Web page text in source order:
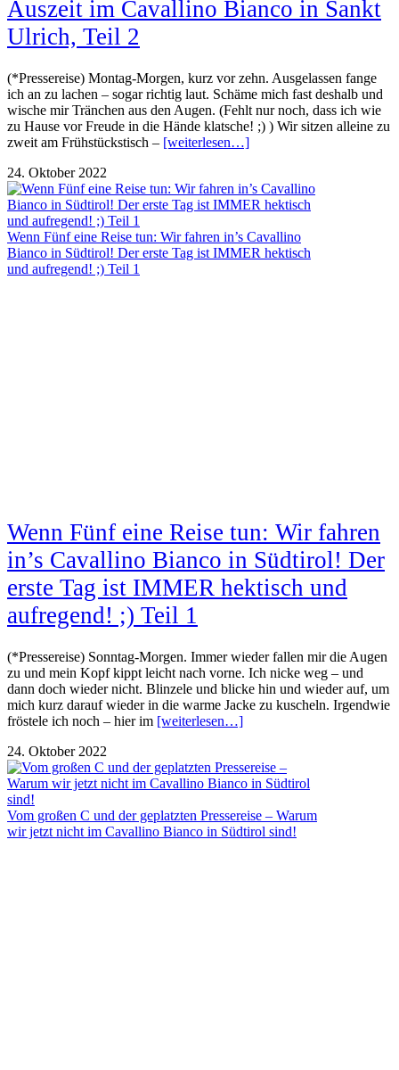
Auszeit im Cavallino Bianco in Sankt
Ulrich, Teil 2
(*Pressereise) Montag-Morgen, kurz vor zehn. Ausgelassen fange
ich an zu lachen – sogar richtig laut. Schäme mich fast deshalb und
wische mir Tränchen aus den Augen. (Fehlt nur noch, dass ich wie
zu Hause vor Freude in die Hände klatsche! ;) ) Wir sitzen alleine zu
zweit am Frühstückstisch – [weiterlesen…]
24. Oktober 2022
Wenn Fünf eine Reise tun: Wir fahren in’s Cavallino
Bianco in Südtirol! Der erste Tag ist IMMER hektisch
und aufregend! ;) Teil 1
Wenn Fünf eine Reise tun: Wir fahren
in’s Cavallino Bianco in Südtirol! Der
erste Tag ist IMMER hektisch und
aufregend! ;) Teil 1
(*Pressereise) Sonntag-Morgen. Immer wieder fallen mir die Augen
zu und mein Kopf kippt leicht nach vorne. Ich nicke weg – und
dann doch wieder nicht. Blinzele und blicke hin und wieder auf, um
mich kurz darauf wieder in die warme Jacke zu kuscheln. Irgendwie
fröstele ich noch – hier im [weiterlesen…]
24. Oktober 2022
Vom großen C und der geplatzten Pressereise – Warum
wir jetzt nicht im Cavallino Bianco in Südtirol sind!